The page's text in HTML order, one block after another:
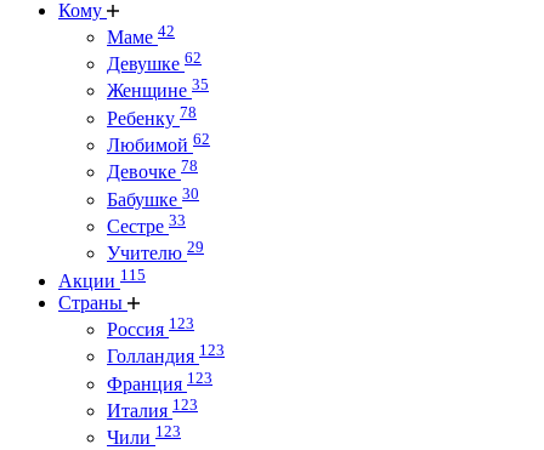
Кому
Маме 42
Девушке 62
Женщине 35
Ребенку 78
Любимой 62
Девочке 78
Бабушке 30
Сестре 33
Учителю 29
Акции 115
Страны
Россия 123
Голландия 123
Франция 123
Италия 123
Чили 123